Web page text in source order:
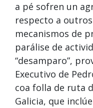
a pé sofren un
respecto a
mecanismos de
parálise de
“desamparo”,
Executivo de
coa folla de ruta
Galicia, que